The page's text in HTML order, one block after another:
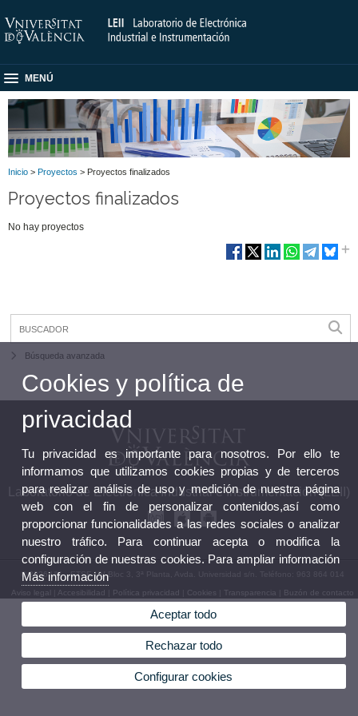
MENÚ
Inicio > Proyectos > Proyectos finalizados
Proyectos finalizados
No hay proyectos
Búsqueda avanzada
Laboratorio de Electrónica Industrial e Instrumentación (LEII)
© 2026 UV. - ETSE-UV Bloc 3, 3ª Planta, Avda. Universidad s/n. Teléfono: 963 864 014
Aviso legal Accesibilidad Política privacidad Cookies Transparencia Buzón de contacto
Cookies y política de
privacidad
Tu privacidad es importante para nosotros. Por ello te
informamos que utilizamos cookies propias y de terceros
para realizar análisis de uso y medición de nuestra página
web con el fin de personalizar contenidos,así como
proporcionar funcionalidades a las redes sociales o analizar
nuestro tráfico. Para continuar acepta o modifica la
configuración de nuestras cookies. Para ampliar información
Más información
Aceptar todo
Rechazar todo
Configurar cookies